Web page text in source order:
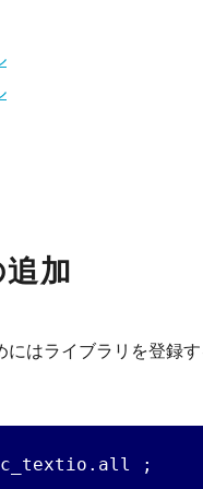
加
はライブラリを登録す
;